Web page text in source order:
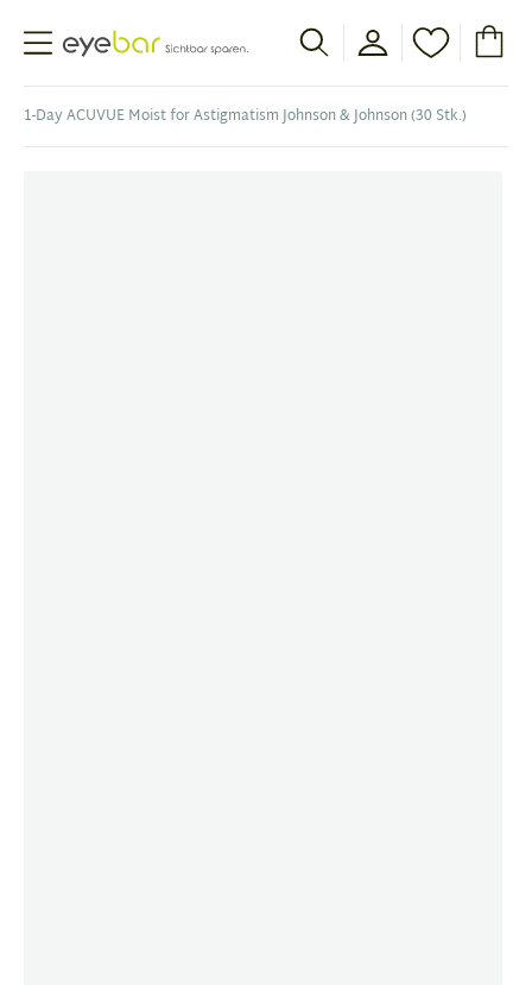
Abele Optic
1-Day ACUVUE Moist for Astigmatism Johnson & Johnson (30 Stk.)